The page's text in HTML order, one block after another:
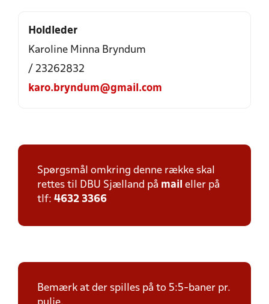
Holdleder
Karoline Minna Bryndum
/ 23262832
karo.bryndum@gmail.com
Spørgsmål omkring denne række skal
rettes til DBU Sjælland på mail eller på
tlf: 4632 3366
Bemærk at der spilles på to 5:5-baner pr.